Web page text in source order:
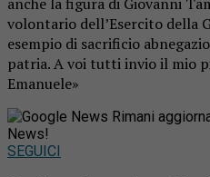
anche la figura di Giovanni
volontario dell’Esercito della
esempio di sacrificio
patria. A voi tutti invio il mio
Emanuele»
Rimani
News!
SEGUICI